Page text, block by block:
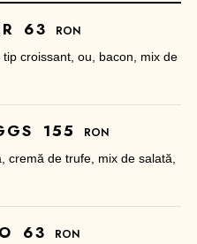
63 RON
croissant, ou, bacon, mix de
155 RON
cremă de trufe, mix de salată,
63 RON